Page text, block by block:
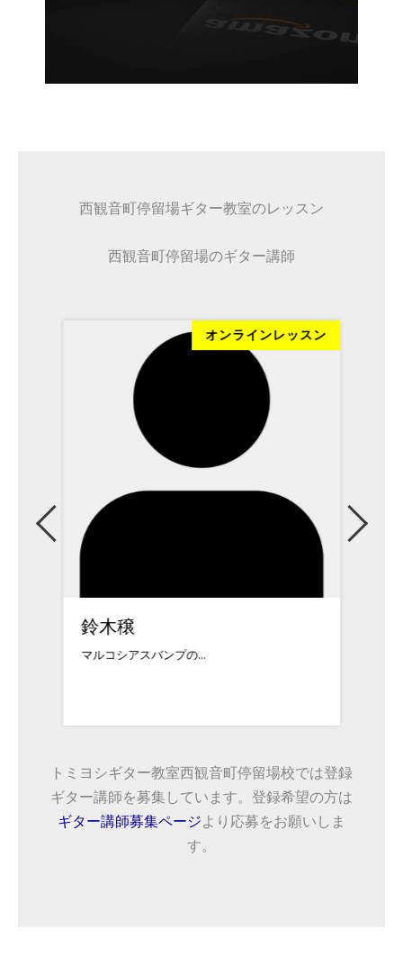
西観音町停留場ギター教室のレッスン
西観音町停留場のギター講師
オンラインレッスン
鈴木穣
マルコシアスバンプの...
トミヨシギター教室西観音町停留場校では登録
ギター講師を募集しています。登録希望の方は
ギター講師募集ページより応募をお願いしま
す。